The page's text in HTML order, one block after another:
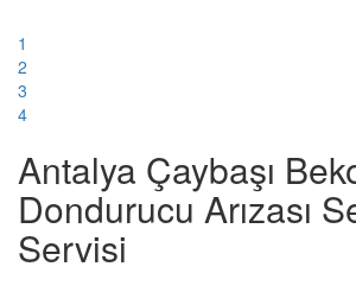
1
2
3
4
Antalya Çaybaşı
Dondurucu Arızası
Servisi